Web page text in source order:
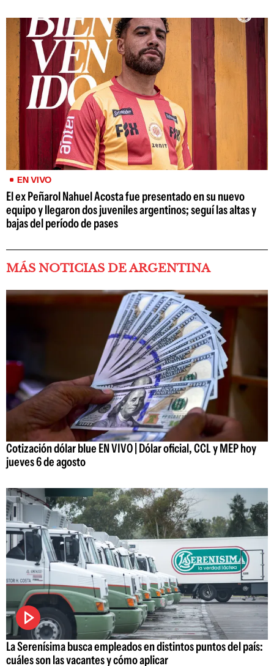
EN VIVO
El ex Peñarol Nahuel Acosta fue presentado en su nuevo
equipo y llegaron dos juveniles argentinos; seguí las altas y
bajas del período de pases
MÁS NOTICIAS DE ARGENTINA
Cotización dólar blue EN VIVO | Dólar oficial, CCL y MEP hoy
jueves 6 de agosto
La Serenísima busca empleados en distintos puntos del país:
cuáles son las vacantes y cómo aplicar